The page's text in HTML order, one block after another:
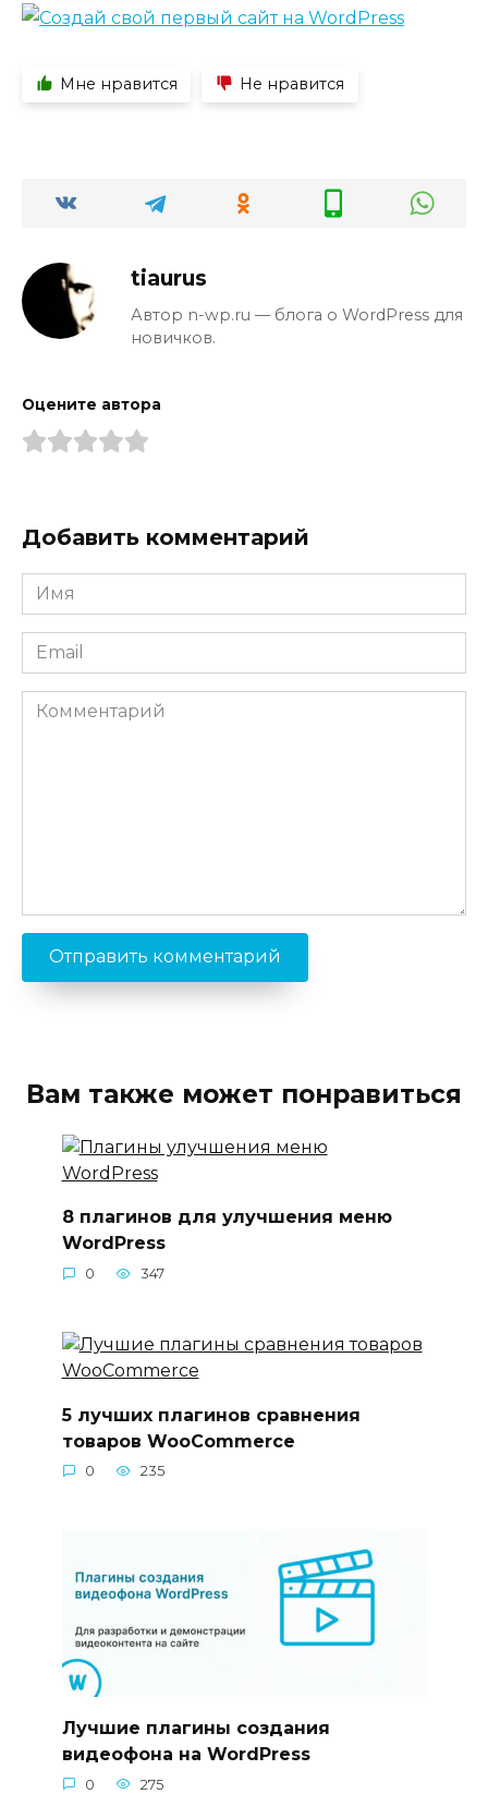
Мне нравится Не нравится
tiaurus
Автор n-wp.ru — блога о WordPress для
новичков.
Оцените автора
Добавить комментарий
Имя
*
Email
*
Комментарий
Вам также может понравиться
8 плагинов для улучшения меню
WordPress
0 347
5 лучших плагинов сравнения
товаров WooCommerce
0 235
Лучшие плагины создания
видеофона на WordPress
0 275